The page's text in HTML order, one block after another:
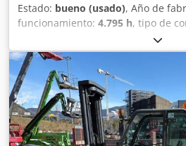
Estado: bueno (usado), Año de
funcionamiento: 4.795 h, tipo de
, Ausa CH - 150
para terrenos accidentados Duplo,
lateral. 4795 horas. Motor diésel
puede enviar un video a través de
de stock continuo; consulte
precios son en origen, Nuland.
tiene un stock variable de
y accesorios. Todas nuestras